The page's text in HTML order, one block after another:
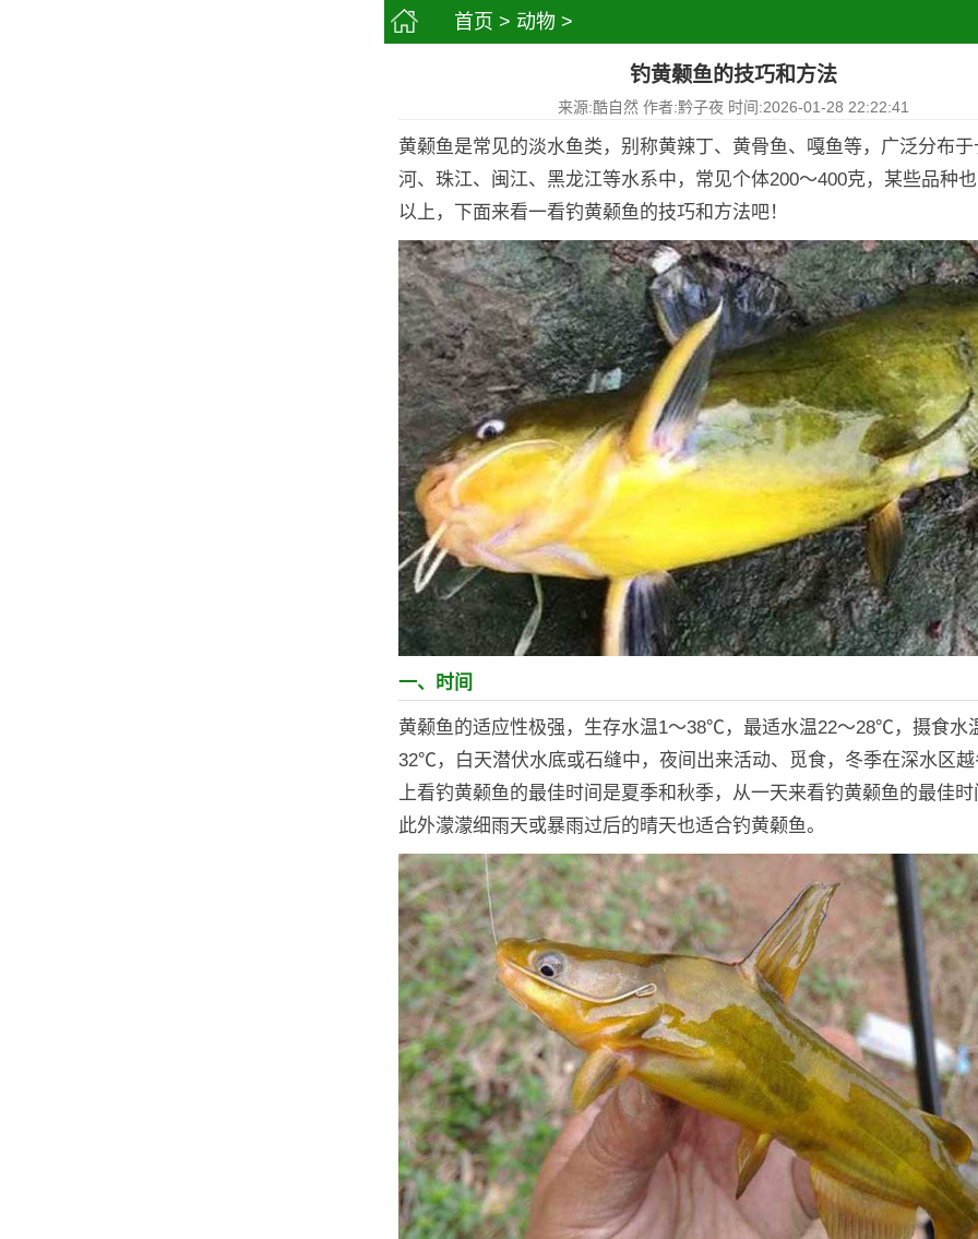
首页 > 动物 >
钓黄颡鱼的技巧和方法
来源:酷自然 作者:黔子夜 时间:2026-01-28 22:22:41
黄颡鱼是常见的淡水鱼类，别称黄辣丁、黄骨鱼、嘎鱼等，广泛分布
河、珠江、闽江、黑龙江等水系中，常见个体200～400克，某些品种
以上，下面来看一看钓黄颡鱼的技巧和方法吧！
一、时间
黄颡鱼的适应性极强，生存水温1～38℃，最适水温22～28℃，摄食水
32℃，白天潜伏水底或石缝中，夜间出来活动、觅食，冬季在深水区
上看钓黄颡鱼的最佳时间是夏季和秋季，从一天来看钓黄颡鱼的最佳
此外濛濛细雨天或暴雨过后的晴天也适合钓黄颡鱼。